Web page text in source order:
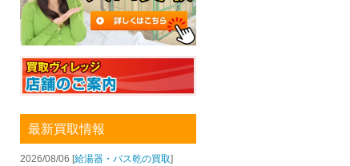
最新買取情報
2026/08/06 [給湯器・バス乾の買取]